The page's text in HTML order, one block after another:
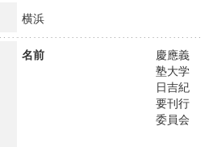
横浜
名前
慶應義
塾大学
日吉紀
要刊行
委員会